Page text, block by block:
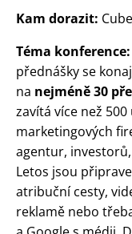
Kam dorazit:
Téma konference:
přednášky se
na nejméně 30
zavítá více než
marketingových
agentur,
Letos jsou
atribuční cesty,
reklamě nebo